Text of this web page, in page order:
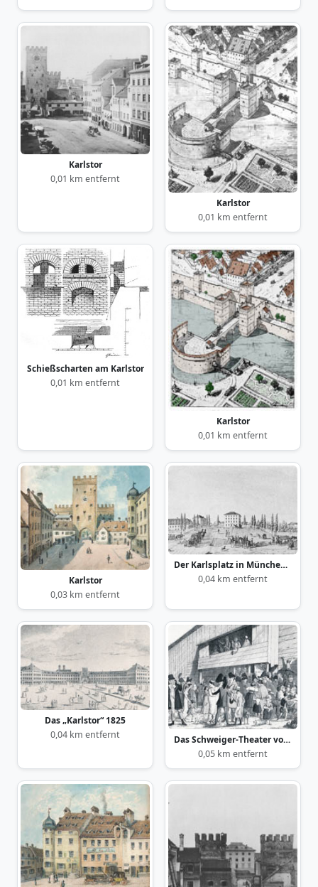
Karlstor
0,01 km entfernt
Karlstor
0,01 km entfernt
Schießscharten am Karlstor
0,01 km entfernt
Karlstor
0,01 km entfernt
Karlstor
0,03 km entfernt
Der Karlsplatz in München gegen Westen ca. 1810
0,04 km entfernt
Das „Karlstor“ 1825
0,04 km entfernt
Das Schweiger-Theater vor dem Karlstor
0,05 km entfernt